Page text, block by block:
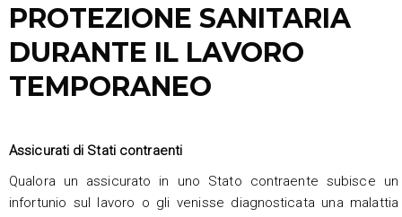
PROTEZIONE SANITARIA
DURANTE IL LAVORO
TEMPORANEO
Assicurati di Stati contraenti
Qualora un assicurato in uno Stato contraente subisce un
infortunio sul lavoro o gli venisse diagnosticata una malattia